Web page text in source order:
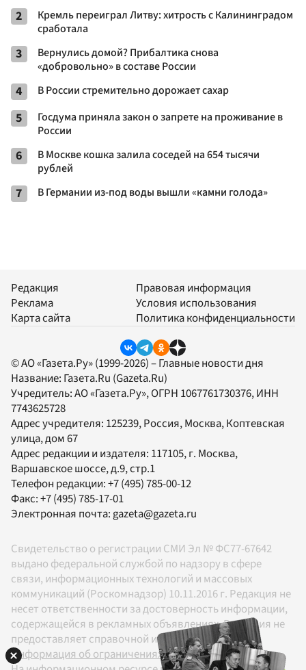
2
Кремль переиграл Литву: хитрость с Калининградом
сработала
3
Вернулись домой? Прибалтика снова
«добровольно» в составе России
4 В России стремительно дорожает сахар
5
Госдума приняла закон о запрете на проживание в
России
6
В Москве кошка залила соседей на 654 тысячи
рублей
7 В Германии из-под воды вышли «камни голода»
Редакция
Реклама
Карта сайта
Правовая информация
Условия использования
Политика конфиденциальности
© АО «Газета.Ру» (1999-2026) – Главные новости дня
Название: Газета.Ru (Gazeta.Ru)
Учредитель:АО «Газета.Ру», ОГРН 1067761730376, ИНН
7743625728
Адрес учредителя: 125239, Россия, Москва, Коптевская
улица, дом 67
Адрес редакции и издателя: 117105, г. Москва,
Варшавское шоссе, д.9, стр.1
Телефон редакции:+7 (495) 785-00-12
Факс:+7 (495) 785-17-01
Электронная почта:gazeta@gazeta.ru
Свидетельство о регистрации СМИ Эл № ФС77-67642
выдано федеральной службой по надзору в сфере
связи, информационных технологий и массовых
коммуникаций (Роскомнадзор) 10.11.2016 г. Редакция не
несет ответственности за достоверность информации,
содержащейся в рекламных объявлениях. Редакция не
предоставляет справочной информации.
Информация об ограничениях